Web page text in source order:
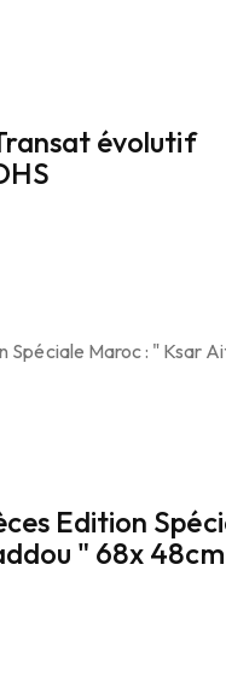
évolutif
Edition
" 68x 48cm